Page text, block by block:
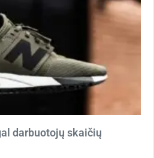
darbuotojų skaičių